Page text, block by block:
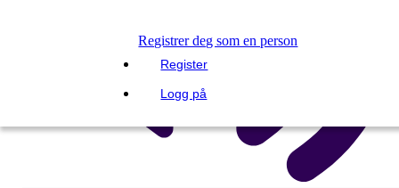
Registrer deg som en person
Register
Logg på